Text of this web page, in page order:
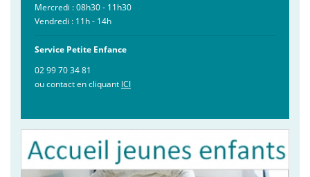
Mercredi : 08h30 - 11h30
Vendredi : 11h - 14h
Service Petite Enfance
02 99 70 34 81
ou contact en cliquant ICI